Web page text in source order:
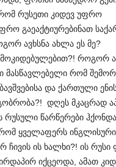
რომ რუსეთი კიდევ უფრო
გაეაქტიურებინათ
ავხსნა ახლა ეს მე?
როგორ
რომ
და ქართული
დღეს მკაცრად
წარწერები
ყველაფერს ინგლისური
ჩივის ის ხალხი?! ის
იქცეოდა, ამათ